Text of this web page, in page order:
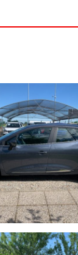
CON
EUROPEO.
a carico